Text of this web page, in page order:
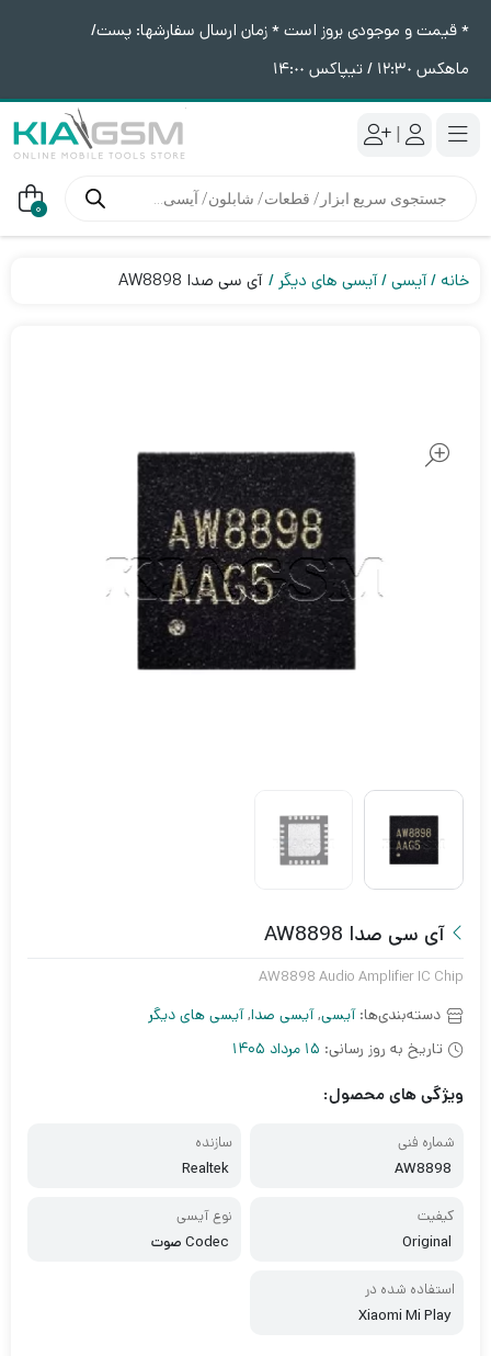
* قیمت و موجودی بروز است * زمان ارسال سفارشها: پست/
ماهکس ١٢:٣٠ / تیپاکس ١۴:٠٠
|
محصولات 0
خانه آیسی آیسی های دیگر آی سی صدا AW8898
آی سی صدا AW8898
AW8898 Audio Amplifier IC Chip
دسته‌بندی‌ها:آیسی,آیسی صدا,آیسی های دیگر
تاریخ به روز رسانی: 15 مرداد 1405
ویژگی های محصول:
شماره فنی
AW8898
سازنده
Realtek
کیفیت
Original
نوع آیسی
Codec صوت
استفاده شده در
Xiaomi Mi Play